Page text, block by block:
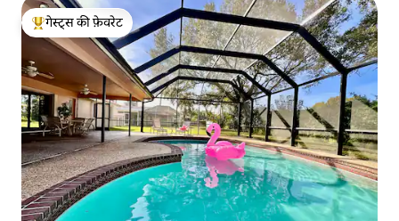
गेस्ट्स का टॉप फ़ेवरेट
गेस्ट्स की फ़ेवरेट